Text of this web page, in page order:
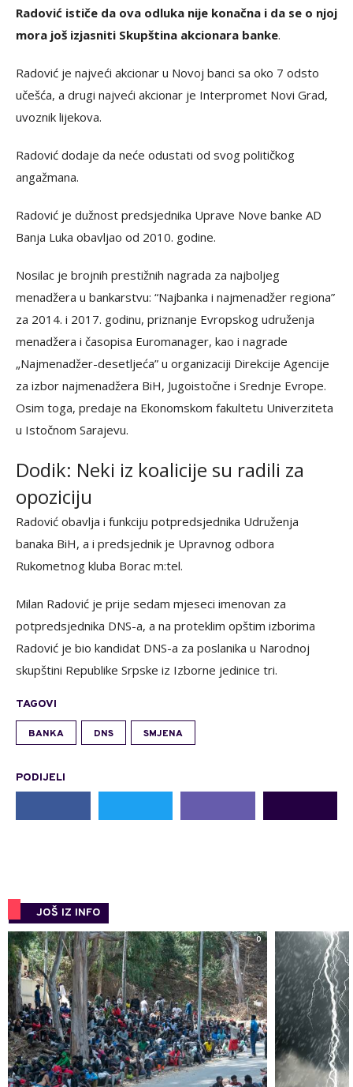
Radović ističe da ova odluka nije konačna i da se o njoj
mora još izjasniti Skupština akcionara banke.
Radović je najveći akcionar u Novoj banci sa oko 7 odsto
učešća, a drugi najveći akcionar je Interpromet Novi Grad,
uvoznik lijekova.
Radović dodaje da neće odustati od svog političkog
angažmana.
Radović je dužnost predsjednika Uprave Nove banke AD
Banja Luka obavljao od 2010. godine.
Nosilac je brojnih prestižnih nagrada za najboljeg
menadžera u bankarstvu: “Najbanka i najmenadžer regiona”
za 2014. i 2017. godinu, priznanje Evropskog udruženja
menadžera i časopisa Euromanager, kao i nagrade
„Najmenadžer-desetljeća” u organizaciji Direkcije Agencije
za izbor najmenadžera BiH, Jugoistočne i Srednje Evrope.
Osim toga, predaje na Ekonomskom fakultetu Univerziteta
u Istočnom Sarajevu.
Dodik: Neki iz koalicije su radili za
opoziciju
Radović obavlja i funkciju potpredsjednika Udruženja
banaka BiH, a i predsjednik je Upravnog odbora
Rukometnog kluba Borac m:tel.
Milan Radović je prije sedam mjeseci imenovan za
potpredsjednika DNS-a, a na proteklim opštim izborima
Radović je bio kandidat DNS-a za poslanika u Narodnoj
skupštini Republike Srpske iz Izborne jedinice tri.
TAGOVI
BANKA DNS SMJENA
PODIJELI
JOŠ IZ INFO
0